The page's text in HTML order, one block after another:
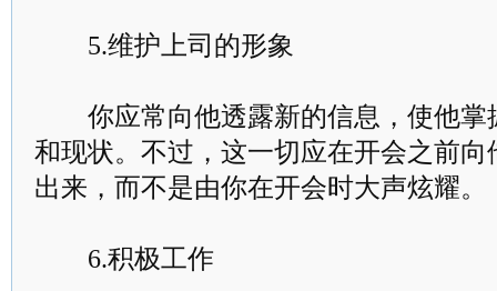
5.维护上司的形象
你应常向他透露新的信息，使他掌
和现状。不过，这一切应在开会之前
出来，而不是由你在开会时大声炫耀。
6.积极工作